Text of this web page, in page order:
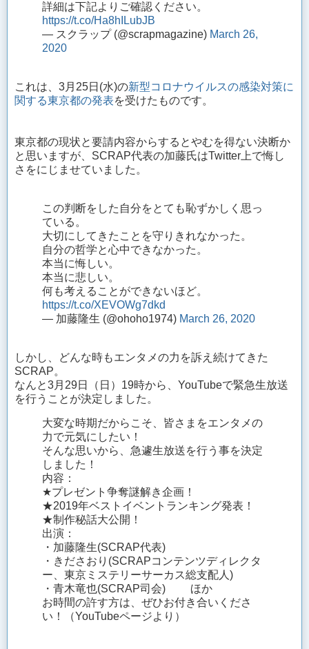
詳細は下記よりご確認ください。
https://t.co/Ha8hILubJB
— スクラップ (@scrapmagazine) March 26,
2020
これは、3月25日(水)の新型コロナウイルスの感染対策に
関する東京都の発表を受けたものです。
東京都の現状と要請内容からするとやむを得ない決断か
と思いますが、SCRAP代表の加藤氏はTwitter上で悔し
さをにじませていました。
この判断をした自分をとても恥ずかしく思っ
ている。
大切にしてきたことを守りきれなかった。
自分の哲学と心中できなかった。
本当に悔しい。
本当に悲しい。
何も考えることができないほど。
https://t.co/XEVOWg7dkd
— 加藤隆生 (@ohoho1974) March 26, 2020
しかし、どんな時もエンタメの力を訴え続けてきた
SCRAP。
なんと3月29日（日）19時から、YouTubeで緊急生放送
を行うことが決定しました。
大変な時期だからこそ、皆さまをエンタメの
力で元気にしたい！
そんな思いから、急遽生放送を行う事を決定
しました！
内容：
★プレゼント争奪謎解き企画！
★2019年ベストイベントランキング発表！
★制作秘話大公開！
出演：
・加藤隆生(SCRAP代表)
・きださおり(SCRAPコンテンツディレクタ
ー、東京ミステリーサーカス総支配人)
・青木竜也(SCRAP司会) ほか
お時間の許す方は、ぜひお付き合いくださ
い！（YouTubeページより）